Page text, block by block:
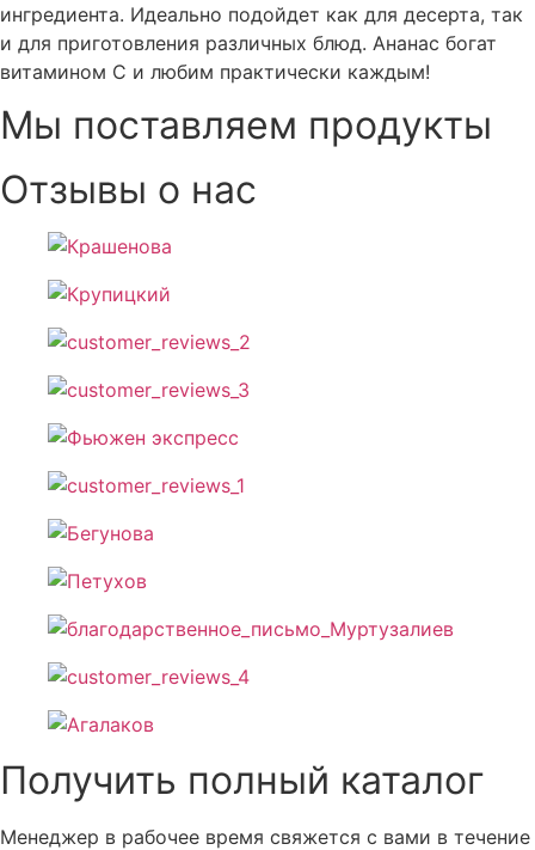
ингредиента. Идеально подойдет как для десерта, так
и для приготовления различных блюд. Ананас богат
витамином С и любим практически каждым!
Мы поставляем продукты
Отзывы о нас
Получить полный каталог
Менеджер в рабочее время свяжется с вами в течение